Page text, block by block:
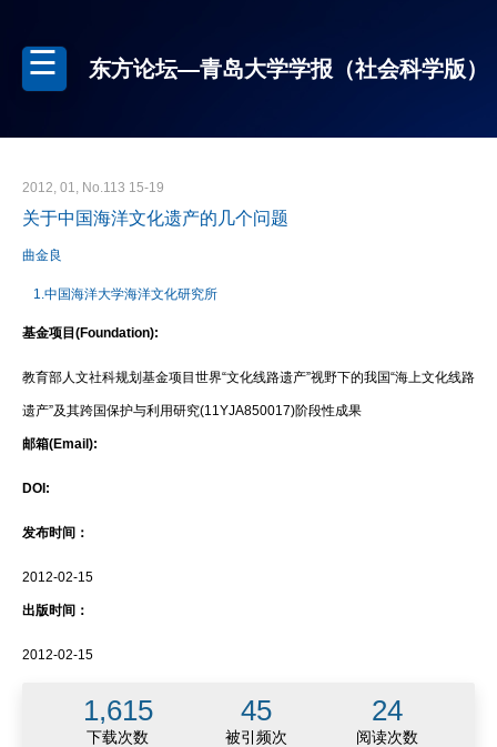
东方论坛—青岛大学学报（社会科学版）
2012, 01, No.113 15-19
关于中国海洋文化遗产的几个问题
曲金良
1.中国海洋大学海洋文化研究所
基金项目(Foundation):
教育部人文社科规划基金项目世界“文化线路遗产”视野下的我国“海上文化线路
遗产”及其跨国保护与利用研究(11YJA850017)阶段性成果
邮箱(Email):
DOI:
发布时间：
2012-02-15
出版时间：
2012-02-15
1,615 45 24
下载次数 被引频次 阅读次数